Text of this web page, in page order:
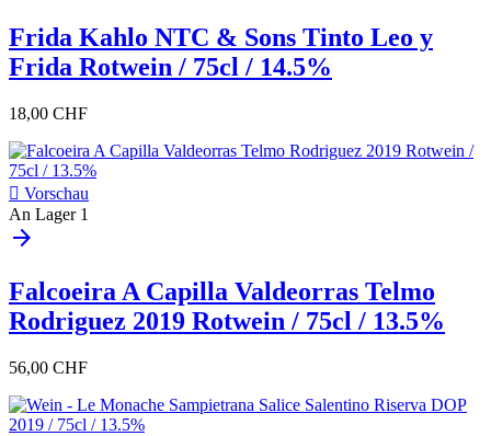
Frida Kahlo NTC & Sons Tinto Leo y
Frida Rotwein / 75cl / 14.5%
18,00 CHF
 Vorschau
An Lager 1
arrow_forward
Falcoeira A Capilla Valdeorras Telmo
Rodriguez 2019 Rotwein / 75cl / 13.5%
56,00 CHF